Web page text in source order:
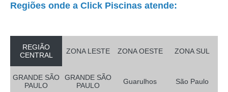
Regiões onde a Click Piscinas atende:
REGIÃO
CENTRAL
ZONA LESTE ZONA OESTE ZONA SUL
GRANDE SÃO
PAULO
GRANDE SÃO
PAULO
Guarulhos São Paulo